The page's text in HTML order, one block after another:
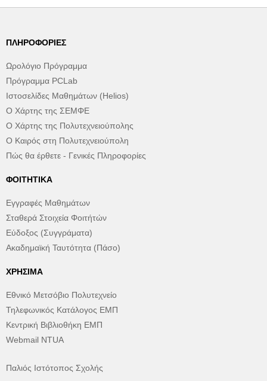
ΠΛΗΡΟΦΟΡΊΕΣ
Ωρολόγιο Πρόγραμμα
Πρόγραμμα PCLab
Ιστοσελίδες Μαθημάτων (Helios)
Ο Χάρτης της ΣΕΜΦΕ
Ο Χάρτης της Πολυτεχνειούπολης
Ο Καιρός στη Πολυτεχνειούπολη
Πώς θα έρθετε - Γενικές Πληροφορίες
ΦΟΙΤΗΤΙΚΆ
Εγγραφές Μαθημάτων
Σταθερά Στοιχεία Φοιτήτών
Εύδοξος (Συγγράματα)
Ακαδημαϊκή Ταυτότητα (Πάσο)
ΧΡΉΣΙΜΑ
Εθνικό Μετσόβιο Πολυτεχνείο
Τηλεφωνικός Κατάλογος ΕΜΠ
Κεντρική Βιβλιοθήκη ΕΜΠ
Webmail NTUA
Παλιός Ιστότοπος Σχολής